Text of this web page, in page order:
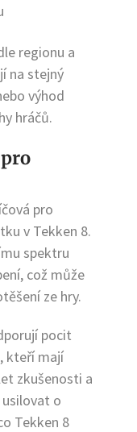
regionu a
na stejný
výhod
hráčů.
pro
v Tekken 8.
spektru
což může
ze hry.
pocit
kteří mají
zkušenosti a
o
Tekken 8